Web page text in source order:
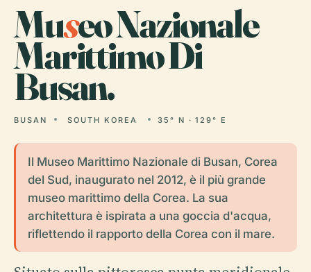
Museo Nazionale
Marittimo Di
Busan.
BUSAN SOUTH KOREA 35° N · 129° E
Il Museo Marittimo Nazionale di Busan, Corea
del Sud, inaugurato nel 2012, è il più grande
museo marittimo della Corea. La sua
architettura è ispirata a una goccia d'acqua,
riflettendo il rapporto della Corea con il mare.